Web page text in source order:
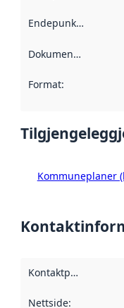
Endepunktskildring
Dokumentasjon
Format:
Kommuneplaner
Kontaktpunkt
Nettside: